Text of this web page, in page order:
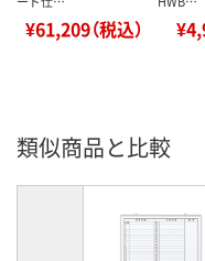
¥61,209（税込）
類似商品と比較